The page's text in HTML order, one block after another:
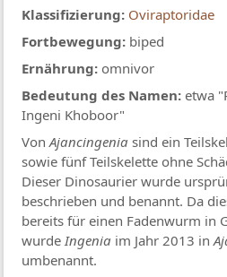
Klassifizierung: Oviraptoridae
Fortbewegung: biped
Ernährung: omnivor
Bedeutung des Namen: etwa
Ingeni Khoboor"
VonAjancingenia sind ein
sowie fünf Teilskelette ohne
Dieser Dinosaurier wurde
beschrieben und benannt. Da
bereits für einen Fadenwurm in
wurdeIngenia im Jahr 2013 in
umbenannt.